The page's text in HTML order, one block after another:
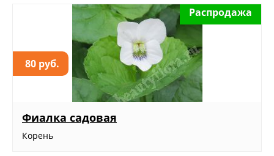
80 руб.
Распродажа
Фиалка садовая
Корень